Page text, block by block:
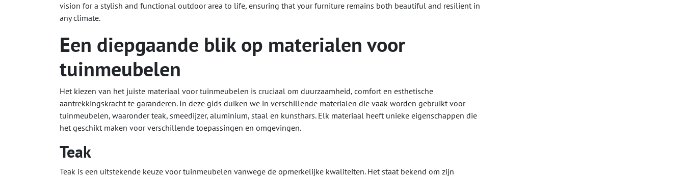
vision for a stylish and functional outdoor area to life, ensuring that your furniture remains both beautiful and resilient in
any climate.
Een diepgaande blik op materialen voor
tuinmeubelen
Het kiezen van het juiste materiaal voor tuinmeubelen is cruciaal om duurzaamheid, comfort en esthetische
aantrekkingskracht te garanderen. In deze gids duiken we in verschillende materialen die vaak worden gebruikt voor
tuinmeubelen, waaronder teak, smeedijzer, aluminium, staal en kunsthars. Elk materiaal heeft unieke eigenschappen die
het geschikt maken voor verschillende toepassingen en omgevingen.
Teak
Teak is een uitstekende keuze voor tuinmeubelen vanwege de opmerkelijke kwaliteiten. Het staat bekend om zijn